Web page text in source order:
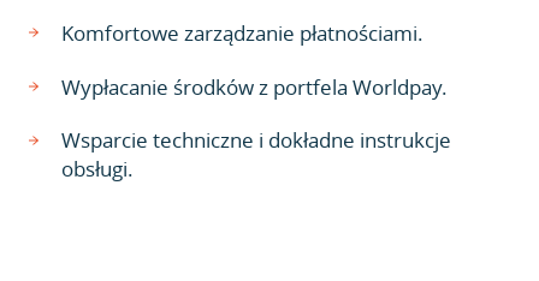
Komfortowe zarządzanie płatnościami.
Wypłacanie środków z portfela Worldpay.
Wsparcie techniczne i dokładne instrukcje
obsługi.